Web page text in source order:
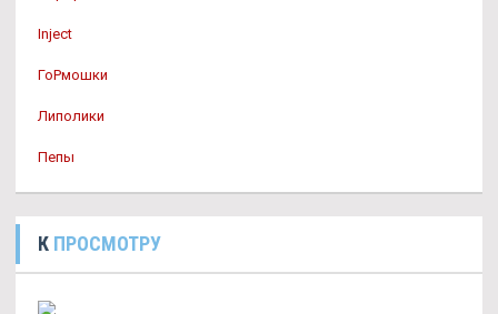
Inject
ГоРмошки
Липолики
Пепы
К ПРОСМОТРУ